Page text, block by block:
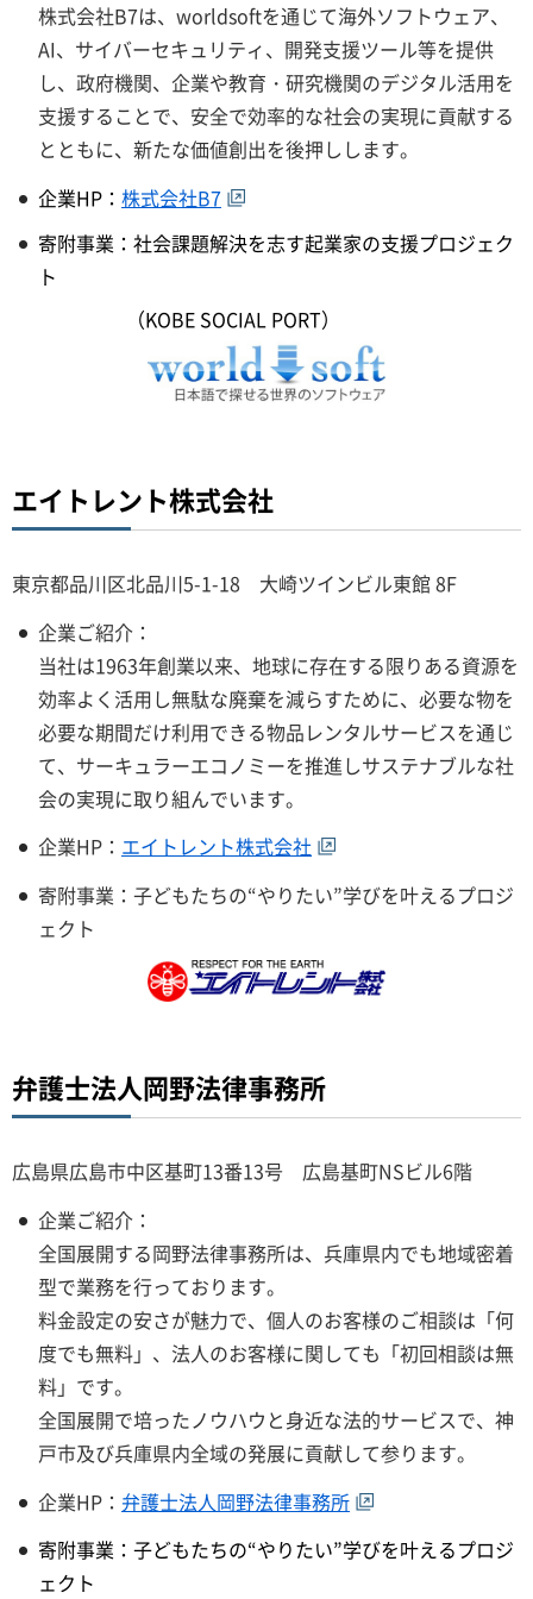
株式会社B7は、worldsoftを通じて海外ソフトウェア、
AI、サイバーセキュリティ、開発支援ツール等を提供
し、政府機関、企業や教育・研究機関のデジタル活用を
支援することで、安全で効率的な社会の実現に貢献する
とともに、新たな価値創出を後押しします。
企業HP： 株式会社B7
寄附事業：社会課題解決を志す起業家の支援プロジェク
ト
（KOBE SOCIAL PORT）
エイトレント株式会社
東京都品川区北品川5-1-18 大崎ツインビル東館 8F
企業ご紹介：
当社は1963年創業以来、地球に存在する限りある資源を
効率よく活用し無駄な廃棄を減らすために、必要な物を
必要な期間だけ利用できる物品レンタルサービスを通じ
て、サーキュラーエコノミーを推進しサステナブルな社
会の実現に取り組んでいます。
企業HP： エイトレント株式会社
寄附事業：子どもたちの“やりたい”学びを叶えるプロジ
ェクト
弁護士法人岡野法律事務所
広島県広島市中区基町13番13号 広島基町NSビル6階
企業ご紹介：
全国展開する岡野法律事務所は、兵庫県内でも地域密着
型で業務を行っております。
料金設定の安さが魅力で、個人のお客様のご相談は「何
度でも無料」、法人のお客様に関しても「初回相談は無
料」です。
全国展開で培ったノウハウと身近な法的サービスで、神
戸市及び兵庫県内全域の発展に貢献して参ります。
企業HP： 弁護士法人岡野法律事務所
寄附事業：子どもたちの“やりたい”学びを叶えるプロジ
ェクト